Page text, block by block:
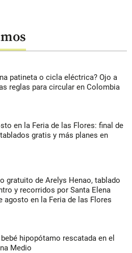
patineta o cicla eléctrica? Ojo a
reglas para circular en Colombia
en la Feria de las Flores: final de
gratis y más planes en
gratuito de Arelys Henao, tablado
y recorridos por Santa Elena
agosto en la Feria de las Flores
hipopótamo rescatada en el
Medio